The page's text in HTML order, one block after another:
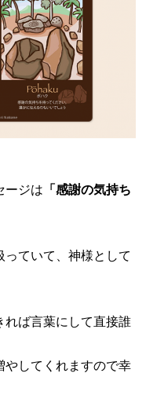
ージは 「感謝の気持ち
ていて、神様として
れば言葉にして直接誰
やしてくれますので幸